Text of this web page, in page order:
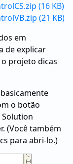
(16 KB)
(21 KB)
em
de explicar
projeto dicas
o botão
(Você também
para abri-lo.)